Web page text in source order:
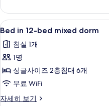
주
방,
수
영
장
전
망
사
운
홈,
간
주
방,
영
장
망
Bed
in
12-
bed
mixed
dorm
사
4
Bed in 12-bed mixed dorm
침실 1개
1명
싱글사이즈 2층침대 6개
무료 WiFi
자세히 보기
Bed